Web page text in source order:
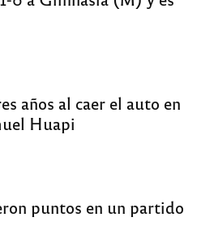
años al caer el auto en
Huapi
puntos en un partido